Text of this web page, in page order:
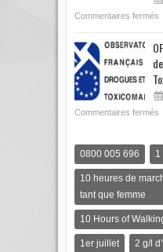
Commentaires fermés
Commentaires fermés
0800 005 696 1
10 heures de
tant que femme
10 Hours of
1er juillet 2 g/l